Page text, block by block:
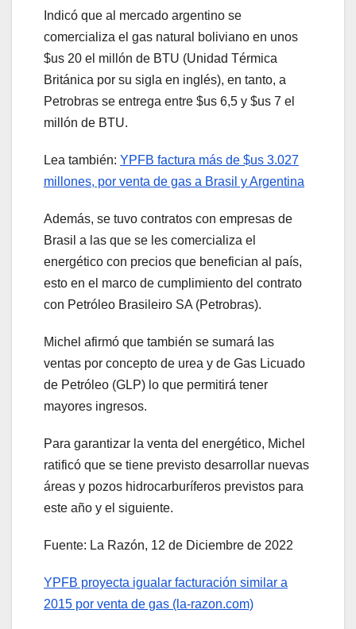
Indicó que al mercado argentino se
comercializa el gas natural boliviano en unos
$us 20 el millón de BTU (Unidad Térmica
Británica por su sigla en inglés), en tanto, a
Petrobras se entrega entre $us 6,5 y $us 7 el
millón de BTU.
Lea también: YPFB factura más de $us 3.027
millones, por venta de gas a Brasil y Argentina
Además, se tuvo contratos con empresas de
Brasil a las que se les comercializa el
energético con precios que benefician al país,
esto en el marco de cumplimiento del contrato
con Petróleo Brasileiro SA (Petrobras).
Michel afirmó que también se sumará las
ventas por concepto de urea y de Gas Licuado
de Petróleo (GLP) lo que permitirá tener
mayores ingresos.
Para garantizar la venta del energético, Michel
ratificó que se tiene previsto desarrollar nuevas
áreas y pozos hidrocarburíferos previstos para
este año y el siguiente.
Fuente: La Razón, 12 de Diciembre de 2022
YPFB proyecta igualar facturación similar a
2015 por venta de gas (la-razon.com)